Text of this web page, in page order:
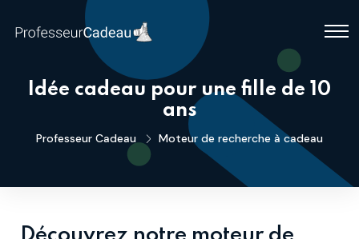
Idée cadeau pour une fille de 10
ans
Professeur Cadeau Moteur de recherche à cadeau